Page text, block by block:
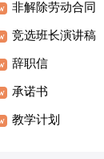
工作总结
非解除劳动合同
竞选班长演讲稿
(汇编15篇)
辞职信
承诺书
教学计划